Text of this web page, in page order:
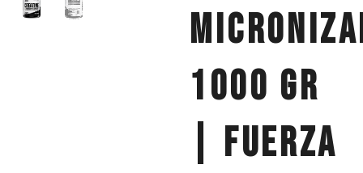
1000 gr
| Fuerza